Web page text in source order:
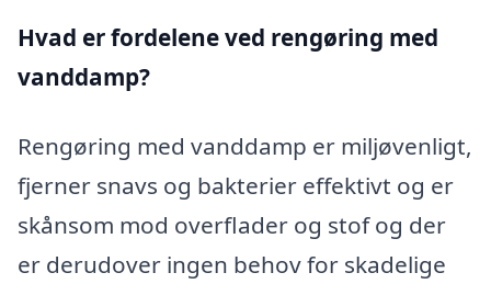
Hvad er fordelene ved rengøring med
vanddamp?
Rengøring med vanddamp er miljøvenligt,
fjerner snavs og bakterier effektivt og er
skånsom mod overflader og stof og der
er derudover ingen behov for skadelige